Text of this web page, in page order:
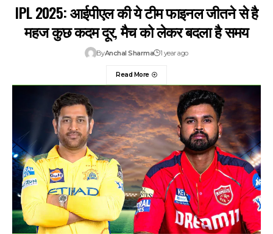
IPL 2025: आईपीएल की ये टीम फाइनल जीतने से है
महज कुछ कदम दूर, मैच को लेकर बदला है समय
ByAnchal Sharma 1 year ago
Read More